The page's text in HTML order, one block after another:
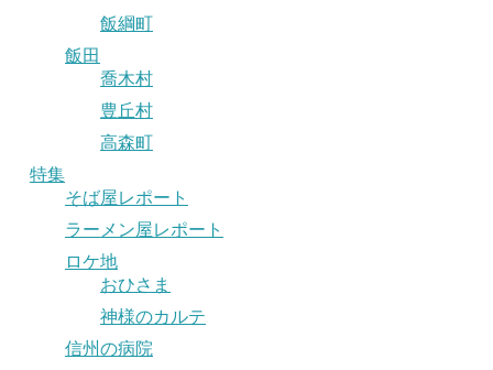
飯綱町
飯田
喬木村
豊丘村
高森町
特集
そば屋レポート
ラーメン屋レポート
ロケ地
おひさま
神様のカルテ
信州の病院